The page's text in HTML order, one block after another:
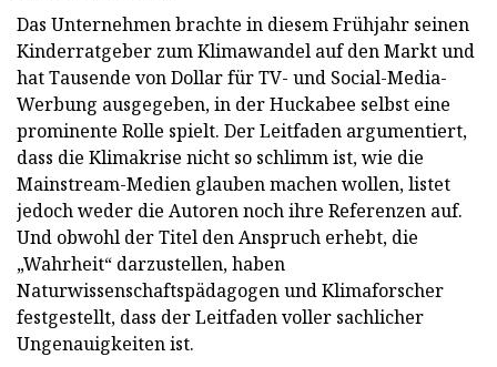
Das Unternehmen brachte in diesem Frühjahr seinen
Kinderratgeber zum Klimawandel auf den Markt und
hat Tausende von Dollar für TV- und Social-Media-
Werbung ausgegeben, in der Huckabee selbst eine
prominente Rolle spielt. Der Leitfaden argumentiert,
dass die Klimakrise nicht so schlimm ist, wie die
Mainstream-Medien glauben machen wollen, listet
jedoch weder die Autoren noch ihre Referenzen auf.
Und obwohl der Titel den Anspruch erhebt, die
„Wahrheit“ darzustellen, haben
Naturwissenschaftspädagogen und Klimaforscher
festgestellt, dass der Leitfaden voller sachlicher
Ungenauigkeiten ist.